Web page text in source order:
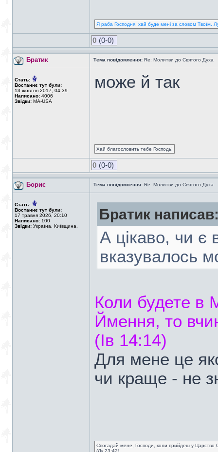
Я раба Господня, хай буде мені за словом Твоїм.
0 (0-0)
Братик Тема повідомлення: Re: Молитви до Святого Духа
Стать:
Востаннє тут були:
13 жовтня 2017, 04:39
Написано: 4006
Звідки: MA-USA
може й так
Хай благословить тебе Господь!
0 (0-0)
Борис Тема повідомлення: Re: Молитви до Святого Духа
Стать:
Востаннє тут були:
17 травня 2026, 20:10
Написано: 100
Звідки: Україна. Київщина.
Братик
А цікаво, чи є
вказувалось
Коли будете в
Ймення, то
(Ів 14:14)
Для мене це
чи краще - не
Спогадай мене, Господи, коли прийдеш у Царство
(Лк 23:42)